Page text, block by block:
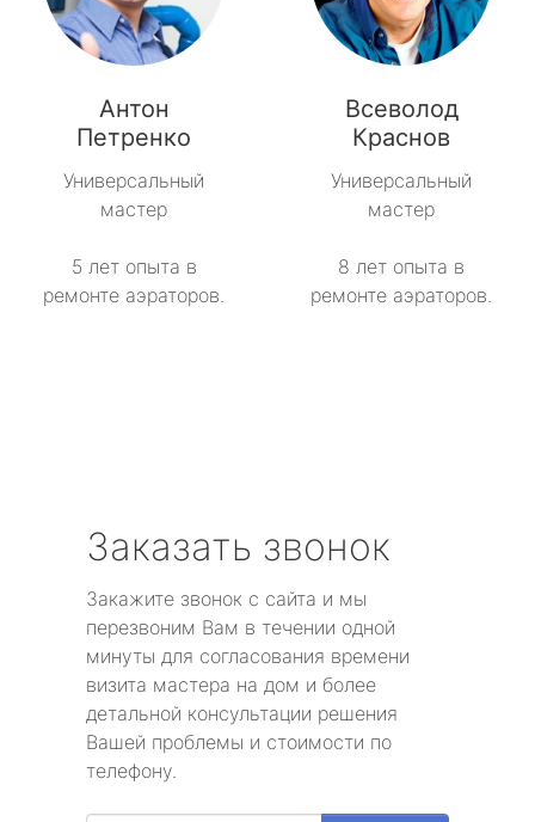
Антон
Петренко
Универсальный
мастер
5 лет опыта в
ремонте аэраторов.
Всеволод
Краснов
Универсальный
мастер
8 лет опыта в
ремонте аэраторов.
Заказать звонок
Закажите звонок с сайта и мы
перезвоним Вам в течении одной
минуты для согласования времени
визита мастера на дом и более
детальной консультации решения
Вашей проблемы и стоимости по
телефону.